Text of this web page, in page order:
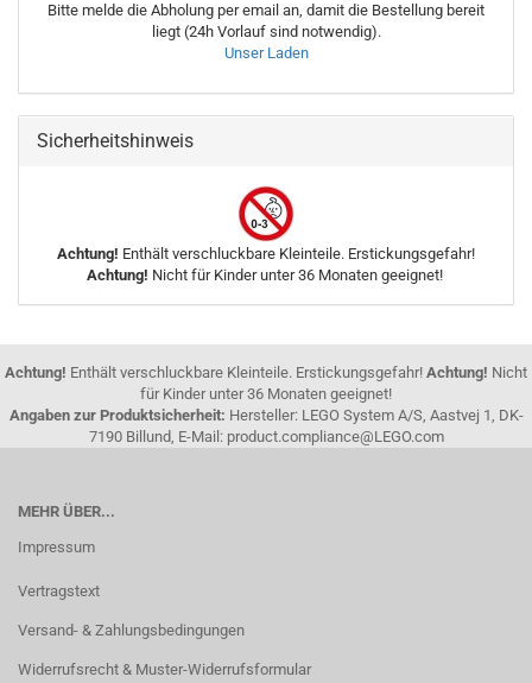
Bitte melde die Abholung per email an, damit die Bestellung bereit
liegt (24h Vorlauf sind notwendig).
Unser Laden
Sicherheitshinweis
Achtung! Enthält verschluckbare Kleinteile. Erstickungsgefahr!
Achtung! Nicht für Kinder unter 36 Monaten geeignet!
Achtung! Enthält verschluckbare Kleinteile. Erstickungsgefahr! Achtung! Nicht
für Kinder unter 36 Monaten geeignet!
Angaben zur Produktsicherheit: Hersteller: LEGO System A/S, Aastvej 1, DK-
7190 Billund, E-Mail: product.compliance@LEGO.com
MEHR ÜBER...
Impressum
Vertragstext
Versand- & Zahlungsbedingungen
Widerrufsrecht & Muster-Widerrufsformular